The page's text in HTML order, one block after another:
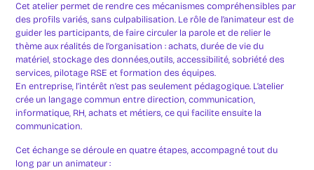
Cet atelier permet de rendre ces mécanismes compréhensibles par
des profils variés, sans culpabilisation. Le rôle de l’animateur est de
guider les participants, de faire circuler la parole et de relier le
thème aux réalités de l’organisation : achats, durée de vie du
matériel, stockage des données,outils, accessibilité, sobriété des
services, pilotage RSE et formation des équipes.
En entreprise, l’intérêt n’est pas seulement pédagogique. L’atelier
crée un langage commun entre direction, communication,
informatique, RH, achats et métiers, ce qui facilite ensuite la
communication.
Cet échange se déroule en quatre étapes, accompagné tout du
long par un animateur :